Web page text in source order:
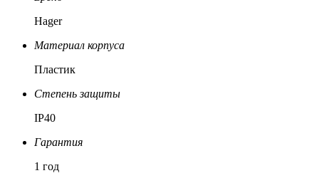
Hager
Материал корпуса
Пластик
Степень защиты
IP40
Гарантия
1 год